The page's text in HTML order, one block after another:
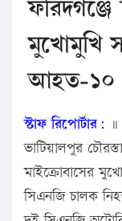
মুখোমুখি
আহত-১০
স্টাফ রিপোর্টার:
ভাটিয়ালপুর
মাইক্রোবাসের
সিএনজি চালক